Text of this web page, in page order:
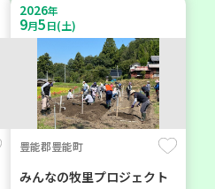
2026年
9月5日(土)
豊能郡豊能町
みんなの牧里プロジェクト